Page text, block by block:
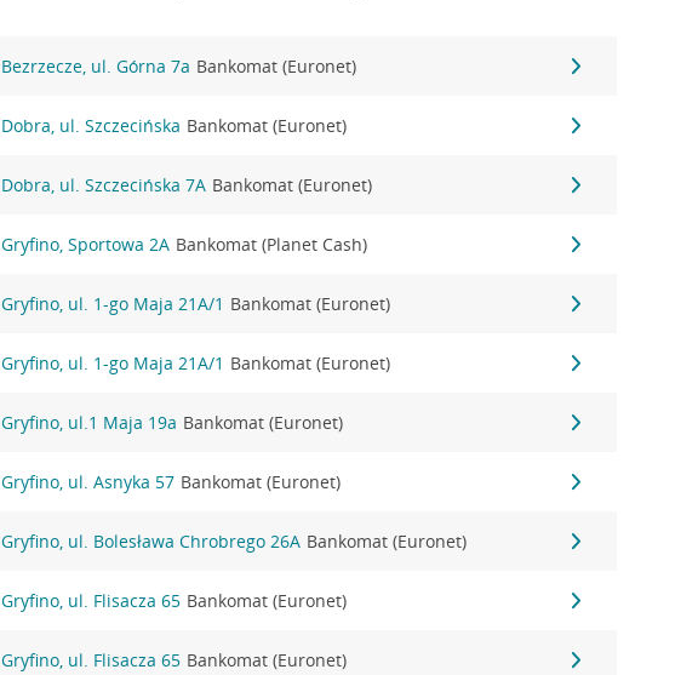
Bezrzecze, ul. Górna 7a Bankomat (Euronet)
Dobra, ul. Szczecińska Bankomat (Euronet)
Dobra, ul. Szczecińska 7A Bankomat (Euronet)
Gryfino, Sportowa 2A Bankomat (Planet Cash)
Gryfino, ul. 1-go Maja 21A/1 Bankomat (Euronet)
Gryfino, ul. 1-go Maja 21A/1 Bankomat (Euronet)
Gryfino, ul.1 Maja 19a Bankomat (Euronet)
Gryfino, ul. Asnyka 57 Bankomat (Euronet)
Gryfino, ul. Bolesława Chrobrego 26A Bankomat (Euronet)
Gryfino, ul. Flisacza 65 Bankomat (Euronet)
Gryfino, ul. Flisacza 65 Bankomat (Euronet)